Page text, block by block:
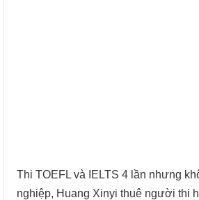
Thi TOEFL và IELTS 4 lần nhưng
nghiệp, Huang Xinyi thuê người thi